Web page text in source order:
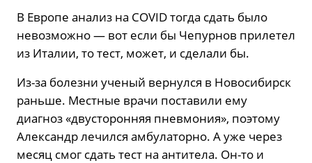
В Европе анализ на COVID тогда сдать было
невозможно — вот если бы Чепурнов прилетел
из Италии, то тест, может, и сделали бы.
Из-за болезни ученый вернулся в Новосибирск
раньше. Местные врачи поставили ему
диагноз «двусторонняя пневмония», поэтому
Александр лечился амбулаторно. А уже через
месяц смог сдать тест на антитела. Он-то и